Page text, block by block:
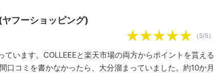
購入額の0.7%P 購入額の1%P
天サービス
ポイ活
フーショッピング)
（5/5）
ています。COLLEEEと楽天市場の両方からポイントを貰える
口コミを書かなかったら、大分溜まっていました。約10か月